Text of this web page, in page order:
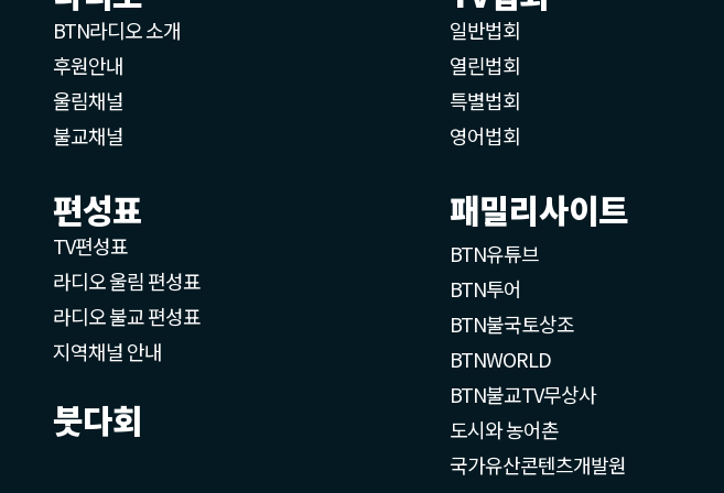
BTN라디오 소개
후원안내
울림채널
불교채널
편성표
TV편성표
라디오 울림 편성표
라디오 불교 편성표
지역채널 안내
붓다회
일반법회
열린법회
특별법회
영어법회
패밀리사이트
BTN유튜브
BTN투어
BTN불국토상조
BTNWORLD
BTN불교TV무상사
도시와 농어촌
국가유산콘텐츠개발원